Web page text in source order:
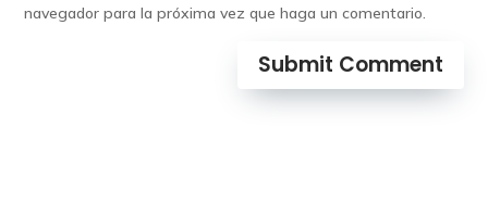
navegador para la próxima vez que haga un comentario.
Submit Comment